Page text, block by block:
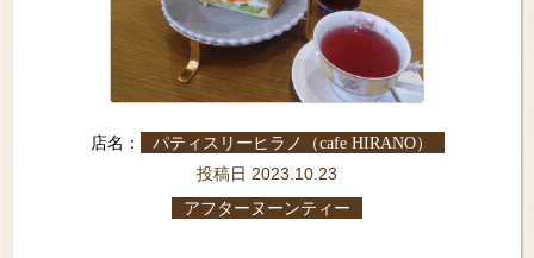
店名： パティスリーヒラノ（cafe HIRANO）
投稿日 2023.10.23
アフターヌーンティー